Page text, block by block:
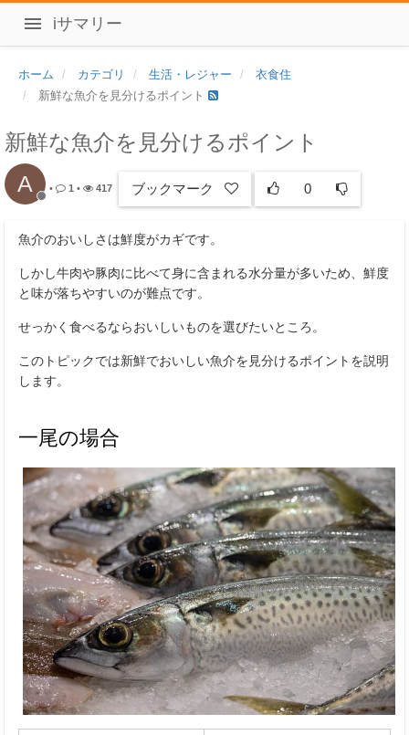
iサマリー
ホーム カテゴリ 生活・レジャー
衣食住
新鮮な魚介を見分けるポイント
新鮮な魚介を見分けるポイント
A • 1 • 417 ブックマーク 0
魚介のおいしさは鮮度がカギです。
しかし牛肉や豚肉に比べて身に含まれる水分量が多いため、鮮度
と味が落ちやすいのが難点です。
せっかく食べるならおいしいものを選びたいところ。
このトピックでは新鮮でおいしい魚介を見分けるポイントを説明
します。
一尾の場合